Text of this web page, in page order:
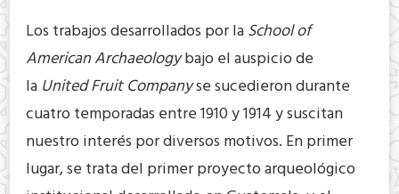
Los trabajos desarrollados por laSchool of
American Archaeologybajo el auspicio de
la United Fruit Companyse sucedieron durante
cuatro temporadas entre 1910 y 1914 y suscitan
nuestro interés por diversos motivos. En primer
lugar, se trata del primer proyecto arqueológico